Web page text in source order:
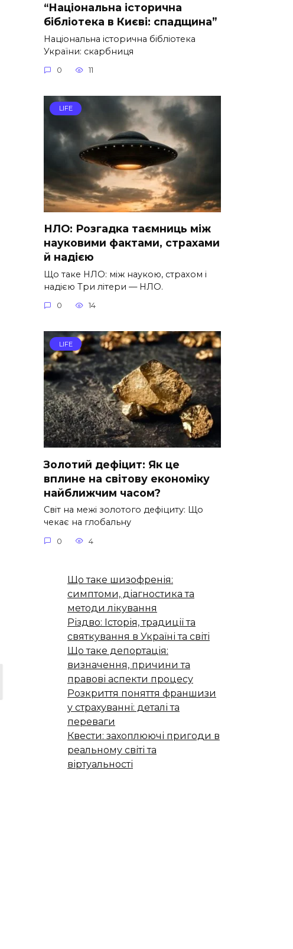
“Національна історична
бібліотека в Києві: спадщина”
Національна історична бібліотека
України: скарбниця
0 11
LIFE
НЛО: Розгадка таємниць між
науковими фактами, страхами
й надією
Що таке НЛО: між наукою, страхом і
надією Три літери — НЛО.
0 14
LIFE
Золотий дефіцит: Як це
вплине на світову економіку
найближчим часом?
Світ на межі золотого дефіциту: Що
чекає на глобальну
0 4
Що таке шизофренія:
симптоми, діагностика та
методи лікування
Різдво: Історія, традиції та
святкування в Україні та світі
Що таке депортація:
визначення, причини та
правові аспекти процесу
Розкриття поняття франшизи
у страхуванні: деталі та
переваги
Квести: захоплюючі пригоди в
реальному світі та
віртуальності